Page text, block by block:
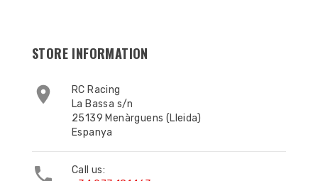
STORE INFORMATION

RC Racing
La Bassa s/n
25139 Menàrguens (Lleida)
Espanya

Call us: